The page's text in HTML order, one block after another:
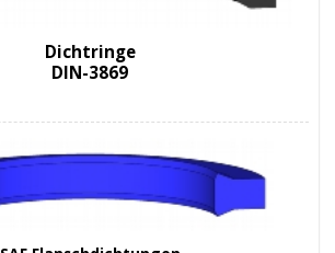
Dichtringe
DIN-3869